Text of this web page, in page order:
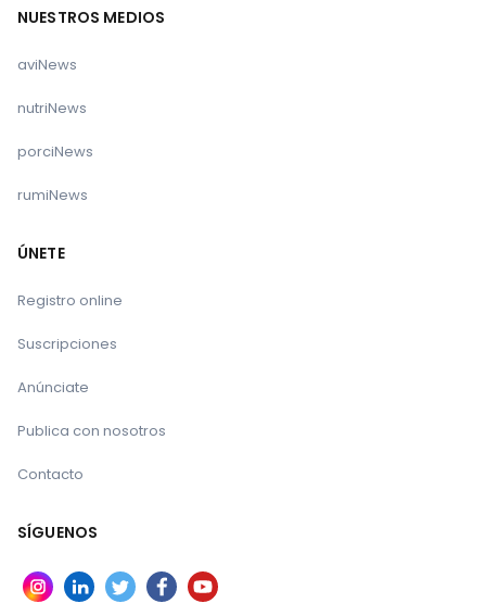
NUESTROS MEDIOS
aviNews
nutriNews
porciNews
rumiNews
ÚNETE
Registro online
Suscripciones
Anúnciate
Publica con nosotros
Contacto
SÍGUENOS